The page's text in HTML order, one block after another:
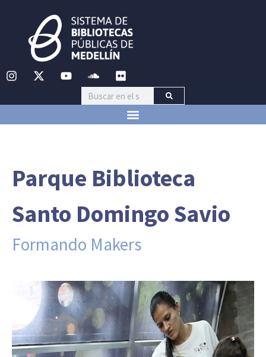
Parque Biblioteca
Santo Domingo Savio
Formando Makers